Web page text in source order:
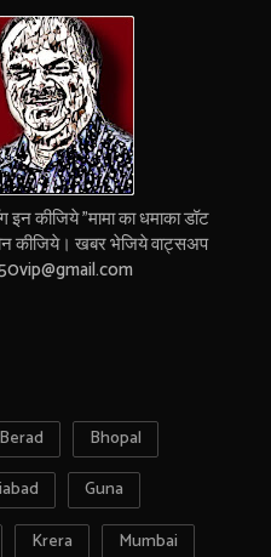
कीजिये "मामा का धमाका डॉट
कीजिये। खबर भेजिये वाट्सअप
Berad
Bhopal
Guna
Krera
Mumbai